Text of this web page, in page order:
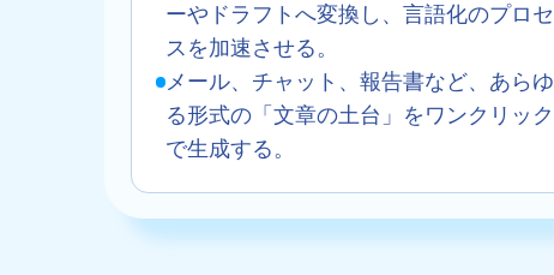
ーやドラフトへ変換し、言語化のプロセ
スを加速させる。
メール、チャット、報告書など、あらゆ
る形式の「文章の土台」をワンクリック
で生成する。